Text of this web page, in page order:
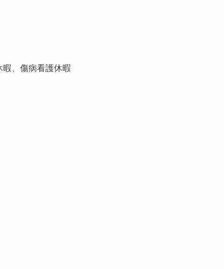
、傷病看護休暇